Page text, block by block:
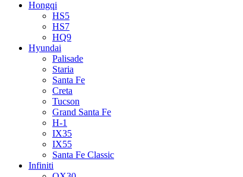
Hongqi
HS5
HS7
HQ9
Hyundai
Palisade
Staria
Santa Fe
Creta
Tucson
Grand Santa Fe
H-1
IX35
IX55
Santa Fe Classic
Infiniti